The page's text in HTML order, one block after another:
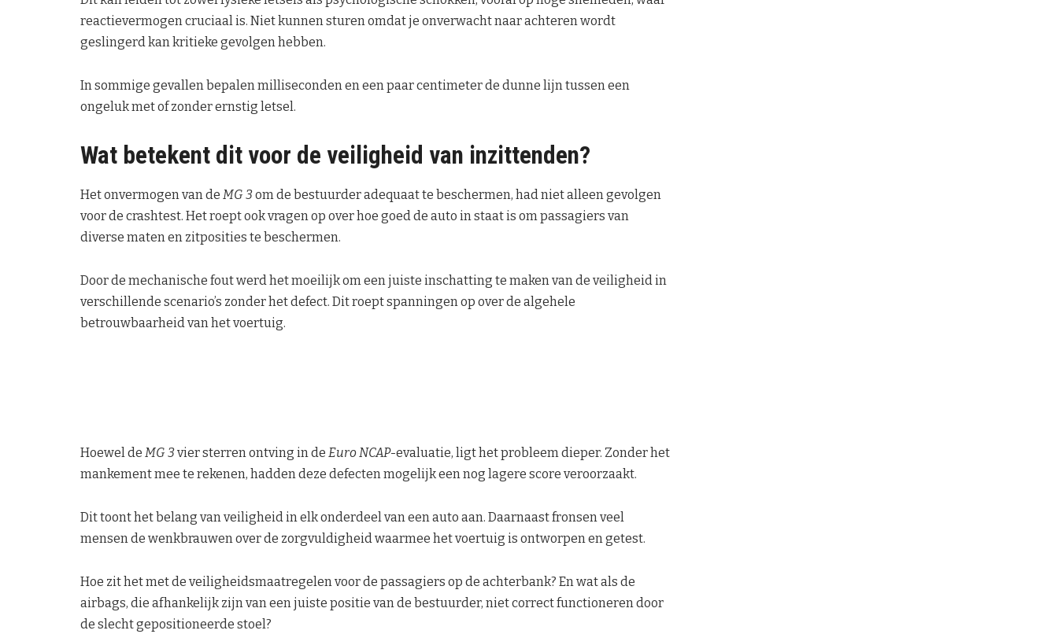
reactievermogen cruciaal is. Niet kunnen sturen omdat je onverwacht naar achteren wordt
geslingerd kan kritieke gevolgen hebben.
In sommige gevallen bepalen milliseconden en een paar centimeter de dunne lijn tussen een
ongeluk met of zonder ernstig letsel.
Wat betekent dit voor de veiligheid van inzittenden?
Het onvermogen van de MG 3om de bestuurder adequaat te beschermen, had niet alleen gevolgen
voor de crashtest. Het roept ook vragen op over hoe goed de auto in staat is om passagiers van
diverse maten en zitposities te beschermen.
Door de mechanische fout werd het moeilijk om een juiste inschatting te maken van de veiligheid in
verschillende scenario’s zonder het defect. Dit roept spanningen op over de algehele
betrouwbaarheid van het voertuig.
Hoewel de MG 3vier sterren ontving in de Euro NCAP-evaluatie, ligt het probleem dieper. Zonder het
mankement mee te rekenen, hadden deze defecten mogelijk een nog lagere score veroorzaakt.
Dit toont het belang van veiligheid in elk onderdeel van een auto aan. Daarnaast fronsen veel
mensen de wenkbrauwen over de zorgvuldigheid waarmee het voertuig is ontworpen en getest.
Hoe zit het met de veiligheidsmaatregelen voor de passagiers op de achterbank? En wat als de
airbags, die afhankelijk zijn van een juiste positie van de bestuurder, niet correct functioneren door
de slecht gepositioneerde stoel?